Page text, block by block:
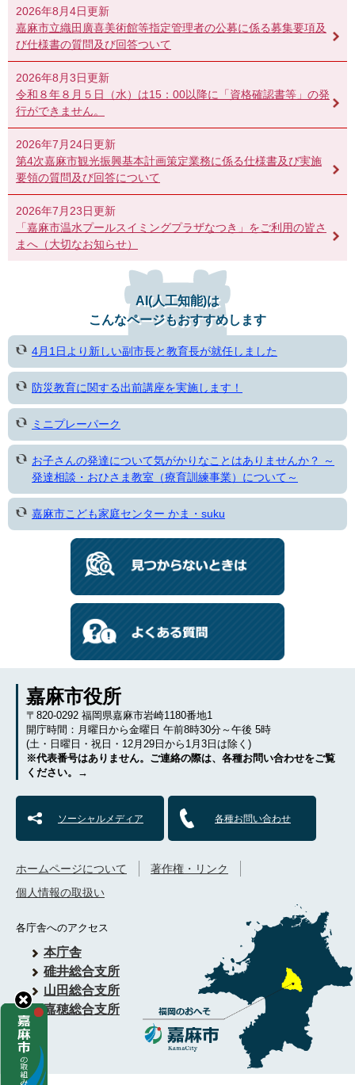
2026年8月4日更新
嘉麻市立織田廣喜美術館等指定管理者の公募に係る募集要項及
び仕様書の質問及び回答ついて
2026年8月3日更新
令和８年８月５日（水）は15：00以降に「資格確認書等」の発
行ができません。
2026年7月24日更新
第4次嘉麻市観光振興基本計画策定業務に係る仕様書及び実施
要領の質問及び回答について
2026年7月23日更新
「嘉麻市温水プールスイミングプラザなつき」をご利用の皆さ
まへ（大切なお知らせ）
AI(人工知能)は
こんなページもおすすめします
4月1日より新しい副市長と教育長が就任しました
防災教育に関する出前講座を実施します！
ミニプレーパーク
お子さんの発達について気がかりなことはありませんか？ ～
発達相談・おひさま教室（療育訓練事業）について～
嘉麻市こども家庭センター かま・suku
嘉麻市役所
〒820-0292 福岡県嘉麻市岩崎1180番地1
開庁時間：月曜日から金曜日 午前8時30分～午後 5時
(土・日曜日・祝日・12月29日から1月3日は除く)
※代表番号はありません。ご連絡の際は、各種お問い合わせをご覧
ください。→
ソーシャルメディア 各種お問い合わせ
各庁舎へのアクセス
本庁舎
碓井総合支所
山田総合支所
嘉穂総合支所
ホームページについて
著作権・リンク
個人情報の取扱い